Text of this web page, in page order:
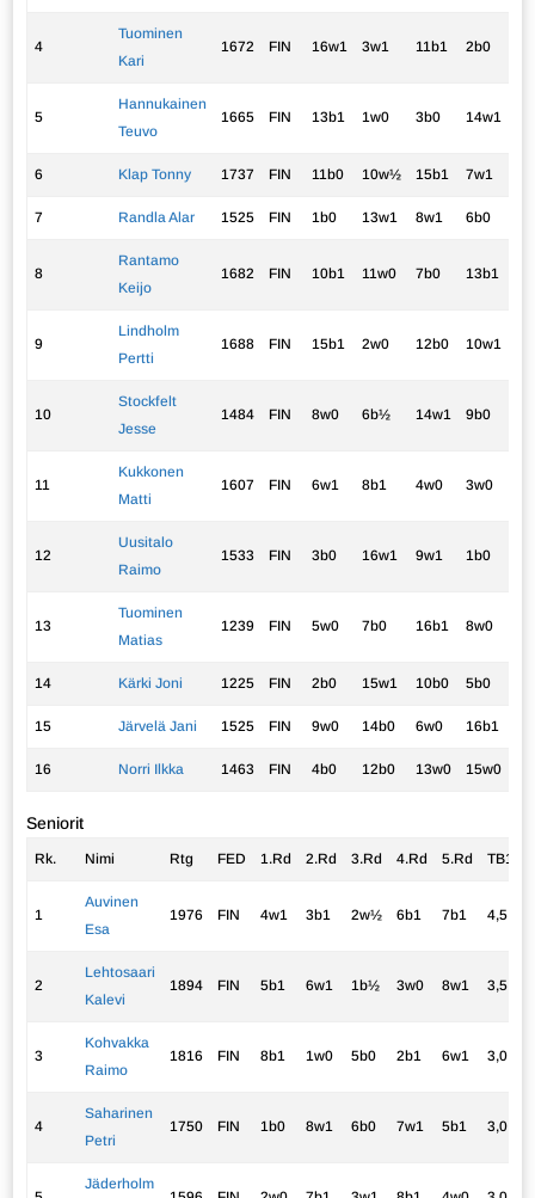
4
Tuominen
Kari
1672 FIN 16w1 3w1 11b1 2b0
5
Hannukainen
Teuvo
1665 FIN 13b1 1w0 3b0 14w1
6 Klap Tonny 1737 FIN 11b0 10w½ 15b1 7w1
7 Randla Alar 1525 FIN 1b0 13w1 8w1 6b0
8
Rantamo
Keijo
1682 FIN 10b1 11w0 7b0 13b1
9
Lindholm
Pertti
1688 FIN 15b1 2w0 12b0 10w1
10
Stockfelt
Jesse
1484 FIN 8w0 6b½ 14w1 9b0
11
Kukkonen
Matti
1607 FIN 6w1 8b1 4w0 3w0
12
Uusitalo
Raimo
1533 FIN 3b0 16w1 9w1 1b0
13
Tuominen
Matias
1239 FIN 5w0 7b0 16b1 8w0
14 Kärki Joni 1225 FIN 2b0 15w1 10b0 5b0
15 Järvelä Jani 1525 FIN 9w0 14b0 6w0 16b1
16 Norri Ilkka 1463 FIN 4b0 12b0 13w0 15w0
Seniorit
Rk. Nimi Rtg FED 1.Rd 2.Rd 3.Rd 4.Rd 5.Rd TB1
1
Auvinen
Esa
1976 FIN 4w1 3b1 2w½ 6b1 7b1 4,5
2
Lehtosaari
Kalevi
1894 FIN 5b1 6w1 1b½ 3w0 8w1 3,5
3
Kohvakka
Raimo
1816 FIN 8b1 1w0 5b0 2b1 6w1 3,0
4
Saharinen
Petri
1750 FIN 1b0 8w1 6b0 7w1 5b1 3,0
Jäderholm